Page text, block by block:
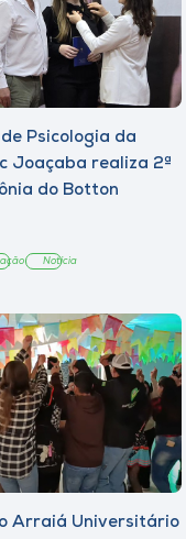
Psicologia da
Joaçaba realiza 2ª
do Botton
Notícia
Arraiá Universitário